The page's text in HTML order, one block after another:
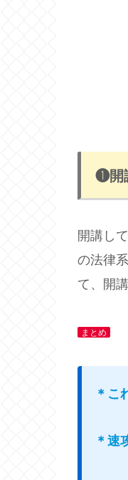
❶開
開講し
の法律
て、開
まとめ
＊こ
＊速